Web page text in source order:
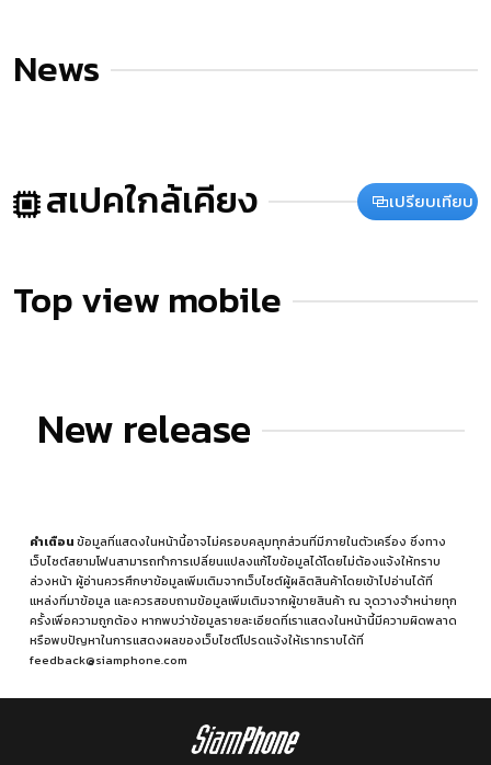
News
สเปคใกล้เคียง เปรียบเทียบ
Top view mobile
New release
คำเตือนข้อมูลที่แสดงในหน้านี้อาจไม่ครอบคลุมทุกส่วนที่มีภายในตัวเครื่อง ซึ่งทาง
เว็บไซต์สยามโฟนสามารถทำการเปลี่ยนแปลงแก้ไขข้อมูลได้โดยไม่ต้องแจ้งให้ทราบ
ล่วงหน้า ผู้อ่านควรศึกษาข้อมูลเพิ่มเติมจากเว็บไซต์ผู้ผลิตสินค้าโดยเข้าไปอ่านได้ที่
แหล่งที่มาข้อมูล และควรสอบถามข้อมูลเพิ่มเติมจากผู้ขายสินค้า ณ จุดวางจำหน่ายทุก
ครั้งเพื่อความถูกต้อง หากพบว่าข้อมูลรายละเอียดที่เราแสดงในหน้านี้มีความผิดพลาด
หรือพบปัญหาในการแสดงผลของเว็บไซต์โปรดแจ้งให้เราทราบได้ที่
feedback@siamphone.com